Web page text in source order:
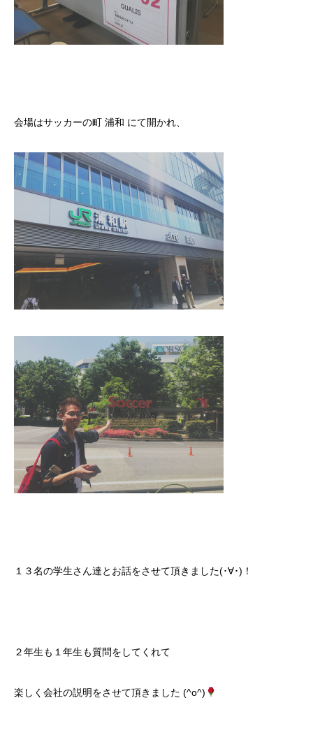
会場はサッカーの町 浦和 にて開かれ、
１３名の学生さん達とお話をさせて頂きました(･∀･)！
２年生も１年生も質問をしてくれて
楽しく会社の説明をさせて頂きました (^o^)